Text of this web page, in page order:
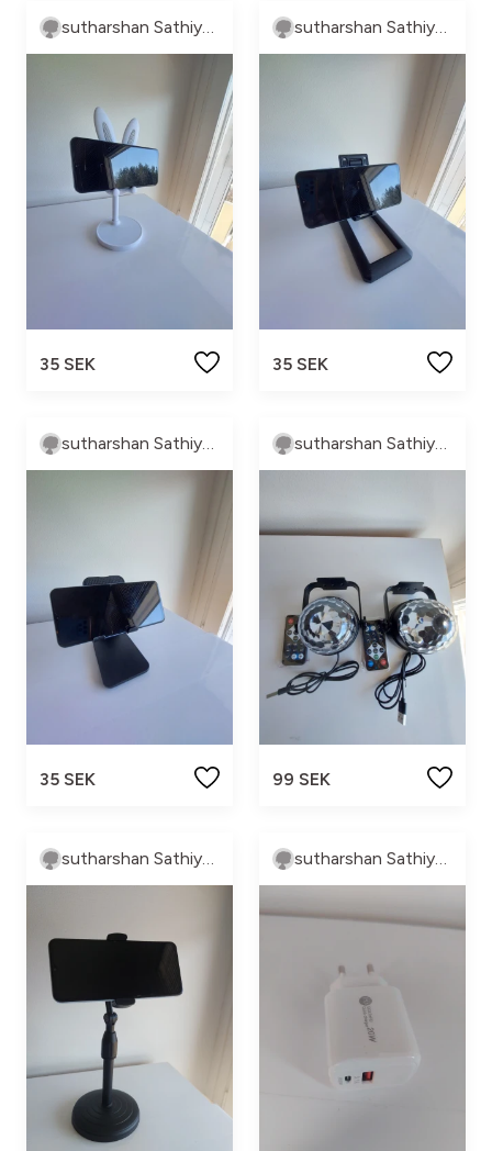
sutharshan Sathiyaseelan
35 SEK
sutharshan Sathiyaseelan
35 SEK
35 SEK 99 SEK
sutharshan Sathiyaseelan sutharshan Sathiyaseelan